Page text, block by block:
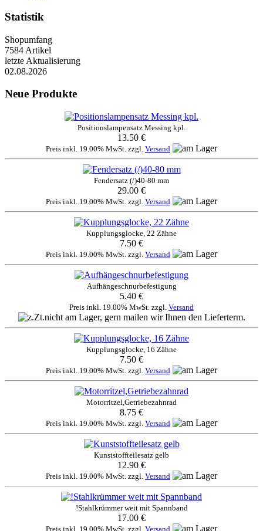
Statistik
Shopumfang
7584 Artikel
letzte Aktualisierung
02.08.2026
Neue Produkte
Positionslampensatz Messing kpl.
13.50 €
Preis inkl. 19.00% MwSt. zzgl. Versand
Fendersatz (/)40-80 mm
29.00 €
Preis inkl. 19.00% MwSt. zzgl. Versand
Kupplungsglocke, 22 Zähne
7.50 €
Preis inkl. 19.00% MwSt. zzgl. Versand
Aufhängeschnurbefestigung
5.40 €
Preis inkl. 19.00% MwSt. zzgl. Versand
Kupplungsglocke, 16 Zähne
7.50 €
Preis inkl. 19.00% MwSt. zzgl. Versand
Motorritzel,Getriebezahnrad
8.75 €
Preis inkl. 19.00% MwSt. zzgl. Versand
Kunststoffteilesatz gelb
12.90 €
Preis inkl. 19.00% MwSt. zzgl. Versand
!Stahlkrümmer weit mit Spannband
17.00 €
Preis inkl. 19.00% MwSt. zzgl. Versand